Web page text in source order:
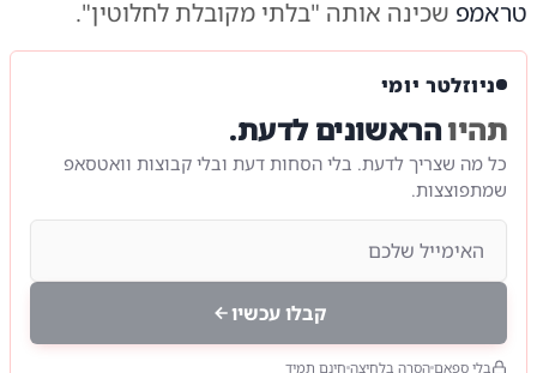
טראמפ שכינה אותה "בלתי מקובלת לחלוטין".
ניוזלטר יומי
תהיוהראשונים לדעת.
כל מה שצריך לדעת. בלי הסחות דעת ובלי קבוצות וואטסאפ
שמתפוצצות.
קבלו עכשיו
בלי ספאם הסרה בלחיצה חינם תמיד